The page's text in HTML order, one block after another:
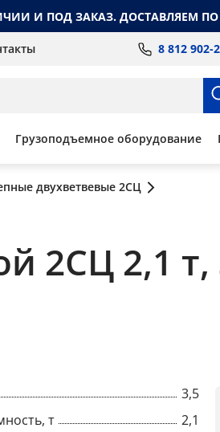
И ПОД ЗАКАЗ. ДОСТАВЛЯЕМ
8 812 902-
Грузоподъемное оборудование
двухветвевые 2СЦ
2СЦ 2,1 т,
3,5
т
2,1